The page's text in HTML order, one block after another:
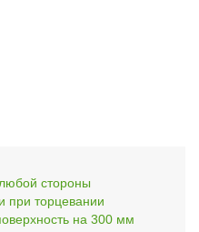
стороны
при торцевании
на 300 мм